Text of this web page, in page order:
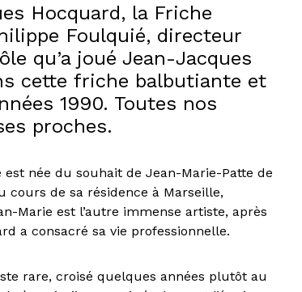
Hocquard, la Friche
Foulquié, directeur
qu’a joué Jean-Jacques
cette friche balbutiante et
1990. Toutes nos
proches.
née du souhait de Jean-Marie-Patte de
cours de sa résidence à Marseille,
Marie est l’autre immense artiste, après
a consacré sa vie professionnelle.
rare, croisé quelques années plutôt au